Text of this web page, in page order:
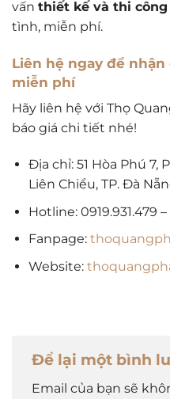
vấn thiết kế và thi
tình, miễn phí.
Liên hệ ngay để
miễn phí
Hãy liên hệ với Thọ
báo giá chi tiết nhé!
Địa chỉ: 51 Hòa Phú 7,
Liên Chiểu, TP. Đà
Hotline: 0919.931.479
Fanpage:
Website:
Để lại một bình
Email của bạn sẽ